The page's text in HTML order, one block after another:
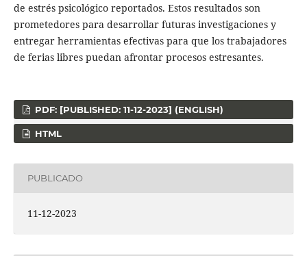
de estrés psicológico reportados. Estos resultados son
prometedores para desarrollar futuras investigaciones y
entregar herramientas efectivas para que los trabajadores
de ferias libres puedan afrontar procesos estresantes.
PDF: [PUBLISHED: 11-12-2023] (ENGLISH)
HTML
PUBLICADO
11-12-2023